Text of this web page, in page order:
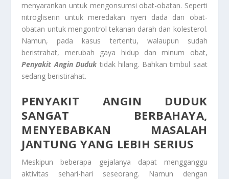
menyarankan untuk mengonsumsi obat-obatan. Seperti
nitrogliserin untuk meredakan nyeri dada dan obat-
obatan untuk mengontrol tekanan darah dan kolesterol.
Namun, pada kasus tertentu, walaupun sudah
beristrahat, merubah gaya hidup dan minum obat,
Penyakit Angin Duduktidak hilang. Bahkan timbul saat
sedang beristirahat.
PENYAKIT ANGIN DUDUK
SANGAT BERBAHAYA,
MENYEBABKAN MASALAH
JANTUNG YANG LEBIH SERIUS
Meskipun beberapa gejalanya dapat mengganggu
aktivitas sehari-hari seseorang. Namun dengan